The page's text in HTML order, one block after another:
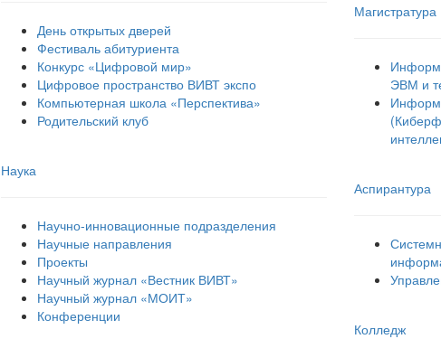
День открытых дверей
Фестиваль абитуриента
Конкурс «Цифровой мир»
Цифровое пространство ВИВТ экспо
Компьютерная школа «Перспектива»
Родительский клуб
Наука
Научно-инновационные подразделения
Научные направления
Проекты
Научный журнал «Вестник ВИВТ»
Научный журнал «МОИТ»
Конференции
Магистратура
ЭВМ и
Аспирантура
Колледж